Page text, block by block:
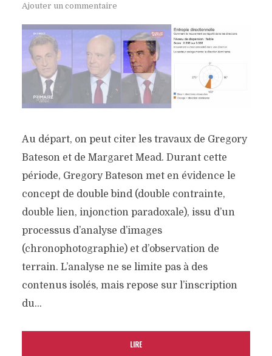
Ajouter un commentaire
Au départ, on peut citer les travaux de Gregory
Bateson et de Margaret Mead. Durant cette
période, Gregory Bateson met en évidence le
concept de double bind (double contrainte,
double lien, injonction paradoxale), issu d’un
processus d’analyse d’images
(chronophotographie) et d’observation de
terrain. L’analyse ne se limite pas à des
contenus isolés, mais repose sur l’inscription
du...
LIRE